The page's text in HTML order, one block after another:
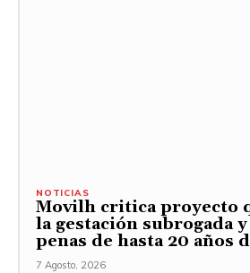
NOTICIAS
Movilh critica proyecto
la gestación subrogada
penas de hasta 20 años
7 Agosto, 2026